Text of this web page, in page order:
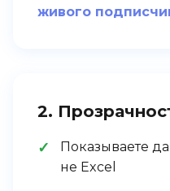
живого
2.
Показываете
не Excel